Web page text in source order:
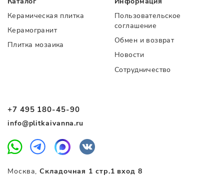
+7 495 180-45-90
info@plitkaivanna.ru
Москва,Складочная 1 стр.1 вход 8
Керамическая плитка
Керамогранит
Плитка мозаика
Пользовательское
соглашение
Обмен и возврат
Новости
Сотрудничество